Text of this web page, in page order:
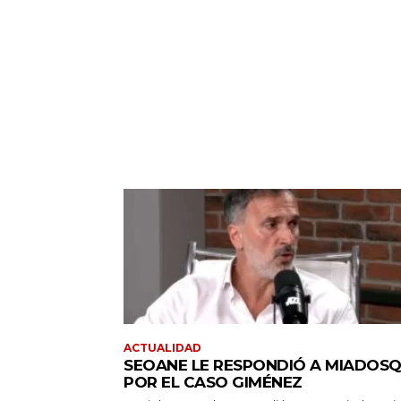
ACTUALIDAD
SEOANE LE RESPONDIÓ A
POR EL CASO GIMÉNEZ